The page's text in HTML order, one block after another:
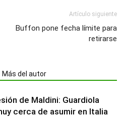
Artículo siguiente
Buffon pone fecha límite para
retirarse
Más del autor
de Maldini: Guardiola
cerca de asumir en Italia